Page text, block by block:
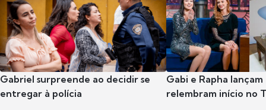
Gabriel surpreende ao decidir se
entregar à polícia
Gabi e Rapha
relembram início no